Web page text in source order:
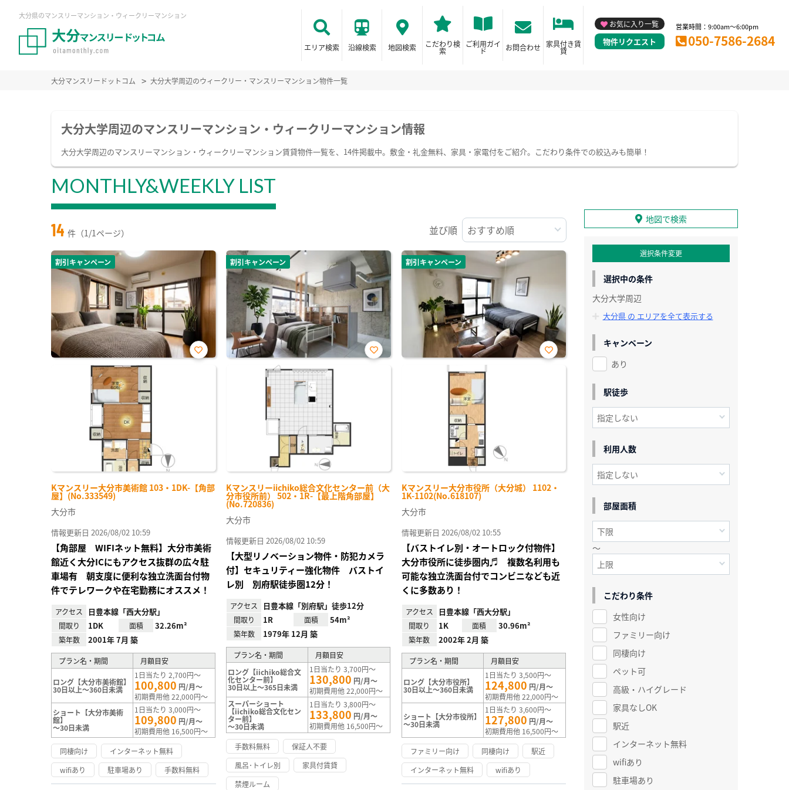
大分県のマンスリーマンション・ウィークリーマンション
エリア検索 沿線検索 地図検索 こだわり検
索
ご利用ガイ
ド お問合わせ 家具付き賃
貸
お気に入り一覧
物件リクエスト
営業時間：9:00am～6:00pm
050-7586-2684
大分マンスリードットコム 大分大学周辺のウィークリー・マンスリーマンション物件一覧
大分大学周辺のマンスリーマンション・ウィークリーマンション情報
大分大学周辺のマンスリーマンション・ウィークリーマンション賃貸物件一覧を、14件掲載中。敷金・礼金無料、家具・家電付をご紹介。こだわり条件での絞込みも簡単！
MONTHLY&WEEKLY LIST
14 件（1/1ページ） 並び順
割引キャンペーン
Kマンスリー大分市美術館 103・1DK-【角部
屋】(No.333549)
お気
大分市
情報更新日 2026/08/02 10:59
【角部屋 WIFIネット無料】大分市美術
館近く大分ICにもアクセス抜群の広々駐
車場有 朝支度に便利な独立洗面台付物
件でテレワークや在宅勤務にオススメ！
アクセス 日豊本線「西大分駅」
間取り 1DK 面積 32.26m²
築年数 2001年 7月 築
プラン名・期間 月額目安
ロング【大分市美術館】
30日以上～360日未満
1日当たり 2,700円～
100,800 円/月～
初期費用他 22,000円～
ショート【大分市美術
館】
～30日未満
1日当たり 3,000円～
109,800 円/月～
初期費用他 16,500円～
同棲向け
インターネット無料
wifiあり
駐車場あり 手数料無料
割引キャンペーン
Kマンスリーiichiko総合文化センター前（大
分市役所前） 502・1R-【最上階角部屋】
(No.720836)
お気
大分市
情報更新日 2026/08/02 10:59
【大型リノベーション物件・防犯カメラ
付】セキュリティー強化物件 バストイ
レ別 別府駅徒歩圏12分！
アクセス 日豊本線「別府駅」徒歩12分
間取り 1R 面積 54m²
築年数 1979年 12月 築
プラン名・期間
月額目安
ロング【iichiko総合文
化センター前】
30日以上～365日未満
1日当たり 3,700円～
130,800 円/月～
初期費用他 22,000円～
スーパーショート
【iichiko総合文化セン
ター前】
～30日未満
1日当たり 3,800円～
133,800 円/月～
初期費用他 16,500円～
手数料無料
保証人不要
風呂･トイレ別
家具付賃貸
禁煙ルーム
割引キャンペーン
Kマンスリー大分市役所（大分城） 1102・
1K-1102(No.618107)
お気
大分市
情報更新日 2026/08/02 10:55
【バストイレ別・オートロック付物件】
大分市役所に徒歩圏内♬ 複数名利用も
可能な独立洗面台付でコンビニなども近
くに多数あり！
アクセス 日豊本線「西大分駅」
間取り 1K 面積 30.96m²
築年数 2002年 2月 築
プラン名・期間 月額目安
ロング【大分市役所】
30日以上～360日未満
1日当たり 3,500円～
124,800 円/月～
初期費用他 22,000円～
ショート【大分市役所】
～30日未満
1日当たり 3,600円～
127,800 円/月～
初期費用他 16,500円～
ファミリー向け
同棲向け
駅近
インターネット無料
wifiあり
地図で検索
選択条件変更
選択中の条件
大分大学周辺
大分県 の エリアを全て表示する
キャンペーン
あり
駅徒歩
利用人数
部屋面積
～
こだわり条件
女性向け
ファミリー向け
同棲向け
ペット可
高級・ハイグレード
家具なしOK
駅近
インターネット無料
wifiあり
駐車場あり